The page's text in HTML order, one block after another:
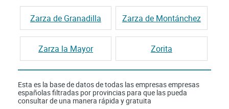
Zarza de Granadilla Zarza de Montánchez
Zarza la Mayor Zorita
Esta es la base de datos de todas las empresas empresas
españolas filtradas por provincias para que las pueda
consultar de una manera rápida y gratuita